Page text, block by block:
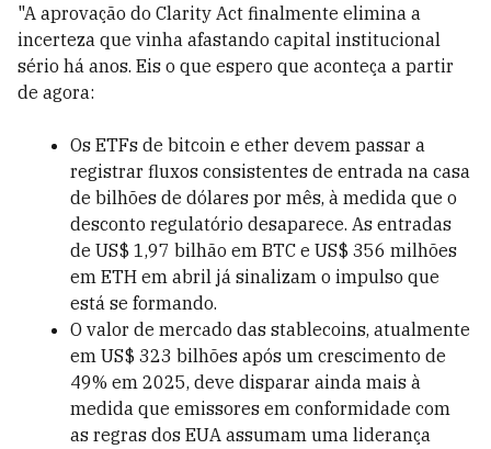
"A aprovação do Clarity Act finalmente elimina a
incerteza que vinha afastando capital institucional
sério há anos. Eis o que espero que aconteça a partir
de agora:
Os ETFs de bitcoin e ether devem passar a
registrar fluxos consistentes de entrada na casa
de bilhões de dólares por mês, à medida que o
desconto regulatório desaparece. As entradas
de US$ 1,97 bilhão em BTC e US$ 356 milhões
em ETH em abril já sinalizam o impulso que
está se formando.
O valor de mercado das stablecoins, atualmente
em US$ 323 bilhões após um crescimento de
49% em 2025, deve disparar ainda mais à
medida que emissores em conformidade com
as regras dos EUA assumam uma liderança